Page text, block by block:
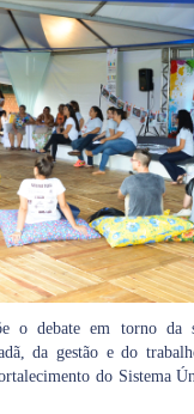
o debate em torno da
da gestão e do
do Sistema